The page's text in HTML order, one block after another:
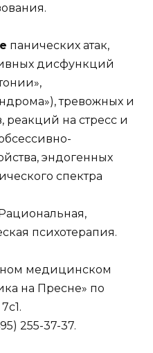
панических атак,
дисфункций
тревожных и
реакций на стресс и
эндогенных
спектра
психотерапия.
медицинском
на Пресне» по
255-37-37.